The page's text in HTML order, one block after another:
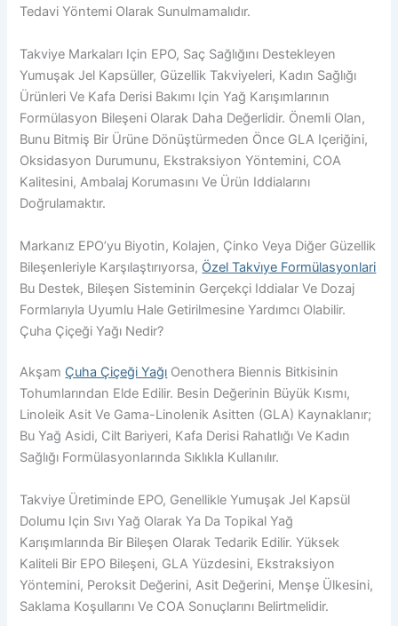
Tedavi Yöntemi Olarak Sunulmamalıdır.
Takviye Markaları Için EPO, Saç Sağlığını Destekleyen
Yumuşak Jel Kapsüller, Güzellik Takviyeleri, Kadın Sağlığı
Ürünleri Ve Kafa Derisi Bakımı Için Yağ Karışımlarının
Formülasyon Bileşeni Olarak Daha Değerlidir. Önemli Olan,
Bunu Bitmiş Bir Ürüne Dönüştürmeden Önce GLA Içeriğini,
Oksidasyon Durumunu, Ekstraksiyon Yöntemini, COA
Kalitesini, Ambalaj Korumasını Ve Ürün Iddialarını
Doğrulamaktır.
Markanız EPO’yu Biyotin, Kolajen, Çinko Veya Diğer Güzellik
Bileşenleriyle Karşılaştırıyorsa, Özel Takvi̇ye Formülasyonlari
Bu Destek, Bileşen Sisteminin Gerçekçi Iddialar Ve Dozaj
Formlarıyla Uyumlu Hale Getirilmesine Yardımcı Olabilir.
Çuha Çiçeği Yağı Nedir?
Akşam Çuha Çiçeği Yağı Oenothera Biennis Bitkisinin
Tohumlarından Elde Edilir. Besin Değerinin Büyük Kısmı,
Linoleik Asit Ve Gama-Linolenik Asitten (GLA) Kaynaklanır;
Bu Yağ Asidi, Cilt Bariyeri, Kafa Derisi Rahatlığı Ve Kadın
Sağlığı Formülasyonlarında Sıklıkla Kullanılır.
Takviye Üretiminde EPO, Genellikle Yumuşak Jel Kapsül
Dolumu Için Sıvı Yağ Olarak Ya Da Topikal Yağ
Karışımlarında Bir Bileşen Olarak Tedarik Edilir. Yüksek
Kaliteli Bir EPO Bileşeni, GLA Yüzdesini, Ekstraksiyon
Yöntemini, Peroksit Değerini, Asit Değerini, Menşe Ülkesini,
Saklama Koşullarını Ve COA Sonuçlarını Belirtmelidir.